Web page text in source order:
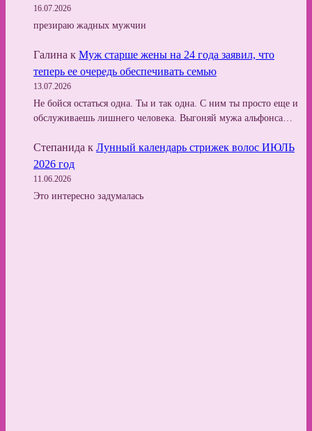
16.07.2026
презираю жадных мужчин
Галина к Муж старше жены на 24 года заявил, что
теперь ее очередь обеспечивать семью
13.07.2026
Не бойся остаться одна. Ты и так одна. С ним ты просто еще и
обслуживаешь лишнего человека. Выгоняй мужа альфонса…
Степанида к Лунный календарь стрижек волос ИЮЛЬ
2026 год
11.06.2026
Это интересно задумалась